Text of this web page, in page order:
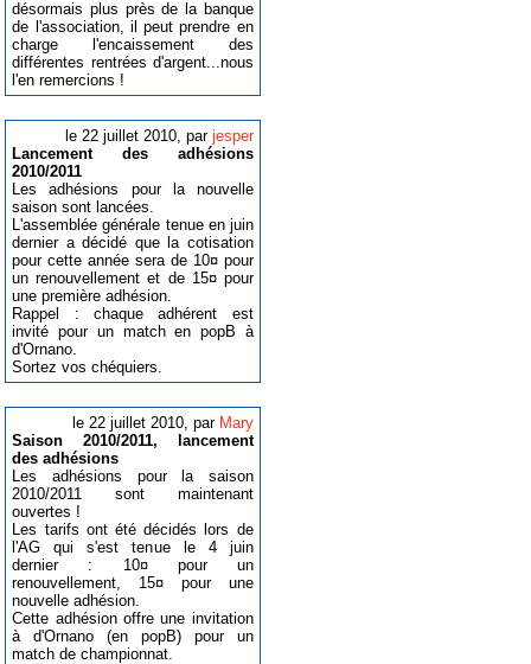
désormais plus près de la banque
de l'association, il peut prendre en
charge l'encaissement des
différentes rentrées d'argent...nous
l'en remercions !
le 22 juillet 2010, par jesper
Lancement des adhésions
2010/2011
Les adhésions pour la nouvelle
saison sont lancées.
L'assemblée générale tenue en juin
dernier a décidé que la cotisation
pour cette année sera de 10¤ pour
un renouvellement et de 15¤ pour
une première adhésion.
Rappel : chaque adhérent est
invité pour un match en popB à
d'Ornano.
Sortez vos chéquiers.
le 22 juillet 2010, par Mary
Saison 2010/2011, lancement
des adhésions
Les adhésions pour la saison
2010/2011 sont maintenant
ouvertes !
Les tarifs ont été décidés lors de
l'AG qui s'est tenue le 4 juin
dernier : 10¤ pour un
renouvellement, 15¤ pour une
nouvelle adhésion.
Cette adhésion offre une invitation
à d'Ornano (en popB) pour un
match de championnat.